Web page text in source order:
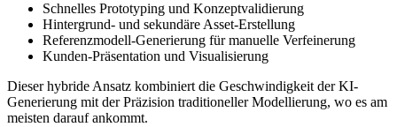
Schnelles Prototyping und Konzeptvalidierung
Hintergrund- und sekundäre Asset-Erstellung
Referenzmodell-Generierung für manuelle Verfeinerung
Kunden-Präsentation und Visualisierung
Dieser hybride Ansatz kombiniert die Geschwindigkeit der KI-
Generierung mit der Präzision traditioneller Modellierung, wo es am
meisten darauf ankommt.